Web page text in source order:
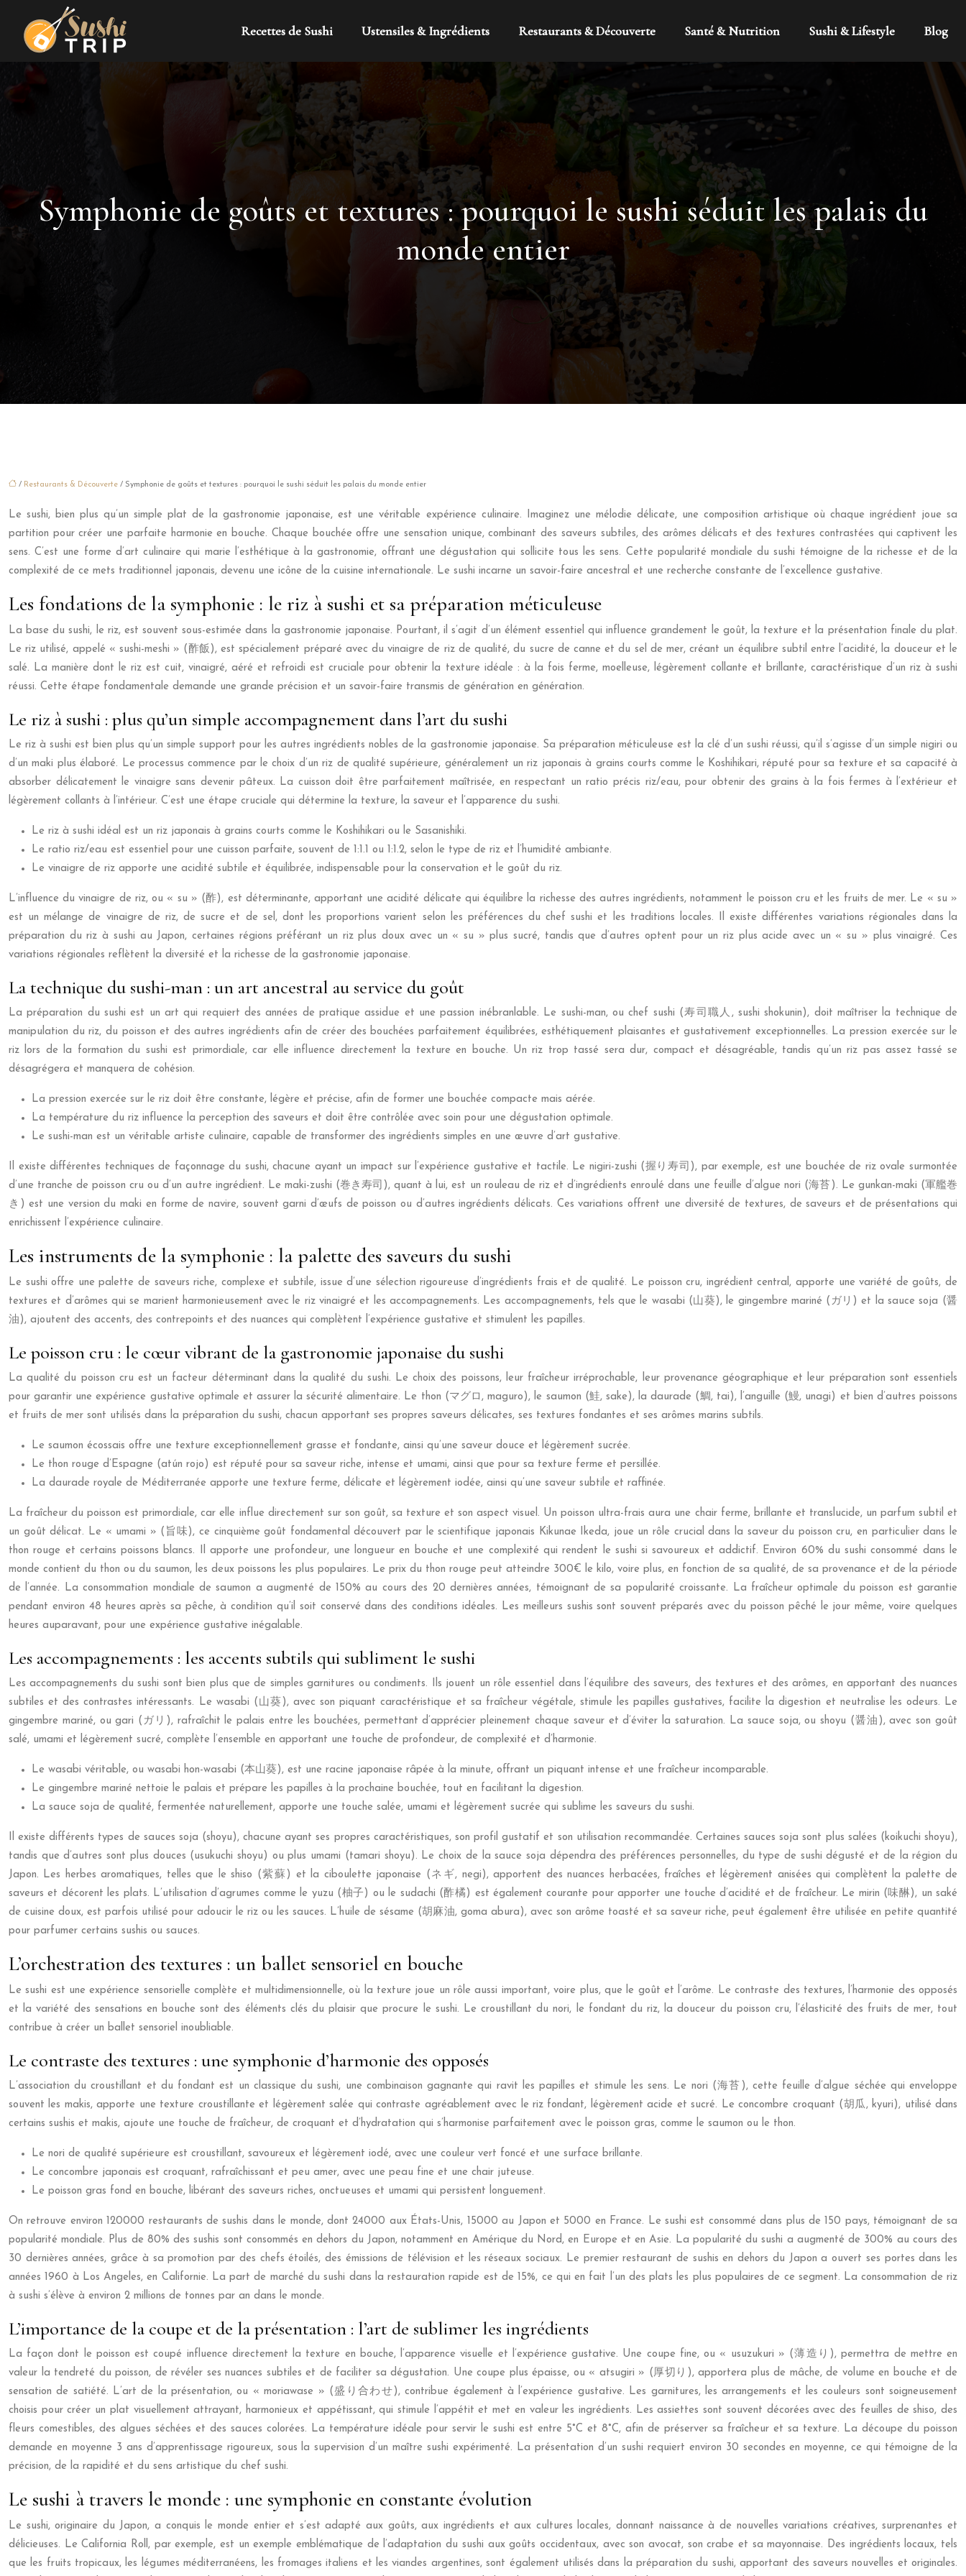
Recettes de Sushi Ustensiles & Ingrédients Restaurants & Découverte Santé & Nutrition Sushi & Lifestyle Blog
Symphonie de goûts et textures : pourquoi le sushi séduit les palais du
monde entier
/ Restaurants & Découverte / Symphonie de goûts et textures : pourquoi le sushi séduit les palais du monde entier
Le sushi, bien plus qu’un simple plat de la gastronomie japonaise, est une véritable expérience culinaire. Imaginez une mélodie délicate, une composition artistique où chaque ingrédient joue sa
partition pour créer une parfaite harmonie en bouche. Chaque bouchée offre une sensation unique, combinant des saveurs subtiles, des arômes délicats et des textures contrastées qui captivent les
sens. C’est une forme d’art culinaire qui marie l’esthétique à la gastronomie, offrant une dégustation qui sollicite tous les sens. Cette popularité mondiale du sushi témoigne de la richesse et de la
complexité de ce mets traditionnel japonais, devenu une icône de la cuisine internationale. Le sushi incarne un savoir-faire ancestral et une recherche constante de l’excellence gustative.
Les fondations de la symphonie : le riz à sushi et sa préparation méticuleuse
La base du sushi, le riz, est souvent sous-estimée dans la gastronomie japonaise. Pourtant, il s’agit d’un élément essentiel qui influence grandement le goût, la texture et la présentation finale du plat.
Le riz utilisé, appelé « sushi-meshi » (酢飯), est spécialement préparé avec du vinaigre de riz de qualité, du sucre de canne et du sel de mer, créant un équilibre subtil entre l’acidité, la douceur et le
salé. La manière dont le riz est cuit, vinaigré, aéré et refroidi est cruciale pour obtenir la texture idéale : à la fois ferme, moelleuse, légèrement collante et brillante, caractéristique d’un riz à sushi
réussi. Cette étape fondamentale demande une grande précision et un savoir-faire transmis de génération en génération.
Le riz à sushi : plus qu’un simple accompagnement dans l’art du sushi
Le riz à sushi est bien plus qu’un simple support pour les autres ingrédients nobles de la gastronomie japonaise. Sa préparation méticuleuse est la clé d’un sushi réussi, qu’il s’agisse d’un simple nigiri ou
d’un maki plus élaboré. Le processus commence par le choix d’un riz de qualité supérieure, généralement un riz japonais à grains courts comme le Koshihikari, réputé pour sa texture et sa capacité à
absorber délicatement le vinaigre sans devenir pâteux. La cuisson doit être parfaitement maîtrisée, en respectant un ratio précis riz/eau, pour obtenir des grains à la fois fermes à l’extérieur et
légèrement collants à l’intérieur. C’est une étape cruciale qui détermine la texture, la saveur et l’apparence du sushi.
Le riz à sushi idéal est un riz japonais à grains courts comme le Koshihikari ou le Sasanishiki.
Le ratio riz/eau est essentiel pour une cuisson parfaite, souvent de 1:1.1 ou 1:1.2, selon le type de riz et l’humidité ambiante.
Le vinaigre de riz apporte une acidité subtile et équilibrée, indispensable pour la conservation et le goût du riz.
L’influence du vinaigre de riz, ou « su » (酢), est déterminante, apportant une acidité délicate qui équilibre la richesse des autres ingrédients, notamment le poisson cru et les fruits de mer. Le « su »
est un mélange de vinaigre de riz, de sucre et de sel, dont les proportions varient selon les préférences du chef sushi et les traditions locales. Il existe différentes variations régionales dans la
préparation du riz à sushi au Japon, certaines régions préférant un riz plus doux avec un « su » plus sucré, tandis que d’autres optent pour un riz plus acide avec un « su » plus vinaigré. Ces
variations régionales reflètent la diversité et la richesse de la gastronomie japonaise.
La technique du sushi-man : un art ancestral au service du goût
La préparation du sushi est un art qui requiert des années de pratique assidue et une passion inébranlable. Le sushi-man, ou chef sushi (寿司職人, sushi shokunin), doit maîtriser la technique de
manipulation du riz, du poisson et des autres ingrédients afin de créer des bouchées parfaitement équilibrées, esthétiquement plaisantes et gustativement exceptionnelles. La pression exercée sur le
riz lors de la formation du sushi est primordiale, car elle influence directement la texture en bouche. Un riz trop tassé sera dur, compact et désagréable, tandis qu’un riz pas assez tassé se
désagrégera et manquera de cohésion.
La pression exercée sur le riz doit être constante, légère et précise, afin de former une bouchée compacte mais aérée.
La température du riz influence la perception des saveurs et doit être contrôlée avec soin pour une dégustation optimale.
Le sushi-man est un véritable artiste culinaire, capable de transformer des ingrédients simples en une œuvre d’art gustative.
Il existe différentes techniques de façonnage du sushi, chacune ayant un impact sur l’expérience gustative et tactile. Le nigiri-zushi (握り寿司), par exemple, est une bouchée de riz ovale surmontée
d’une tranche de poisson cru ou d’un autre ingrédient. Le maki-zushi (巻き寿司), quant à lui, est un rouleau de riz et d’ingrédients enroulé dans une feuille d’algue nori (海苔). Le gunkan-maki (軍艦巻
き) est une version du maki en forme de navire, souvent garni d’œufs de poisson ou d’autres ingrédients délicats. Ces variations offrent une diversité de textures, de saveurs et de présentations qui
enrichissent l’expérience culinaire.
Les instruments de la symphonie : la palette des saveurs du sushi
Le sushi offre une palette de saveurs riche, complexe et subtile, issue d’une sélection rigoureuse d’ingrédients frais et de qualité. Le poisson cru, ingrédient central, apporte une variété de goûts, de
textures et d’arômes qui se marient harmonieusement avec le riz vinaigré et les accompagnements. Les accompagnements, tels que le wasabi (山葵), le gingembre mariné (ガリ) et la sauce soja (醤
油), ajoutent des accents, des contrepoints et des nuances qui complètent l’expérience gustative et stimulent les papilles.
Le poisson cru : le cœur vibrant de la gastronomie japonaise du sushi
La qualité du poisson cru est un facteur déterminant dans la qualité du sushi. Le choix des poissons, leur fraîcheur irréprochable, leur provenance géographique et leur préparation sont essentiels
pour garantir une expérience gustative optimale et assurer la sécurité alimentaire. Le thon (マグロ, maguro), le saumon (鮭, sake), la daurade (鯛, tai), l’anguille (鰻, unagi) et bien d’autres poissons
et fruits de mer sont utilisés dans la préparation du sushi, chacun apportant ses propres saveurs délicates, ses textures fondantes et ses arômes marins subtils.
Le saumon écossais offre une texture exceptionnellement grasse et fondante, ainsi qu’une saveur douce et légèrement sucrée.
Le thon rouge d’Espagne (atún rojo) est réputé pour sa saveur riche, intense et umami, ainsi que pour sa texture ferme et persillée.
La daurade royale de Méditerranée apporte une texture ferme, délicate et légèrement iodée, ainsi qu’une saveur subtile et raffinée.
La fraîcheur du poisson est primordiale, car elle influe directement sur son goût, sa texture et son aspect visuel. Un poisson ultra-frais aura une chair ferme, brillante et translucide, un parfum subtil et
un goût délicat. Le « umami » (旨味), ce cinquième goût fondamental découvert par le scientifique japonais Kikunae Ikeda, joue un rôle crucial dans la saveur du poisson cru, en particulier dans le
thon rouge et certains poissons blancs. Il apporte une profondeur, une longueur en bouche et une complexité qui rendent le sushi si savoureux et addictif. Environ 60% du sushi consommé dans le
monde contient du thon ou du saumon, les deux poissons les plus populaires. Le prix du thon rouge peut atteindre 300€ le kilo, voire plus, en fonction de sa qualité, de sa provenance et de la période
de l’année. La consommation mondiale de saumon a augmenté de 150% au cours des 20 dernières années, témoignant de sa popularité croissante. La fraîcheur optimale du poisson est garantie
pendant environ 48 heures après sa pêche, à condition qu’il soit conservé dans des conditions idéales. Les meilleurs sushis sont souvent préparés avec du poisson pêché le jour même, voire quelques
heures auparavant, pour une expérience gustative inégalable.
Les accompagnements : les accents subtils qui subliment le sushi
Les accompagnements du sushi sont bien plus que de simples garnitures ou condiments. Ils jouent un rôle essentiel dans l’équilibre des saveurs, des textures et des arômes, en apportant des nuances
subtiles et des contrastes intéressants. Le wasabi (山葵), avec son piquant caractéristique et sa fraîcheur végétale, stimule les papilles gustatives, facilite la digestion et neutralise les odeurs. Le
gingembre mariné, ou gari (ガリ), rafraîchit le palais entre les bouchées, permettant d’apprécier pleinement chaque saveur et d’éviter la saturation. La sauce soja, ou shoyu (醤油), avec son goût
salé, umami et légèrement sucré, complète l’ensemble en apportant une touche de profondeur, de complexité et d’harmonie.
Le wasabi véritable, ou wasabi hon-wasabi (本山葵), est une racine japonaise râpée à la minute, offrant un piquant intense et une fraîcheur incomparable.
Le gingembre mariné nettoie le palais et prépare les papilles à la prochaine bouchée, tout en facilitant la digestion.
La sauce soja de qualité, fermentée naturellement, apporte une touche salée, umami et légèrement sucrée qui sublime les saveurs du sushi.
Il existe différents types de sauces soja (shoyu), chacune ayant ses propres caractéristiques, son profil gustatif et son utilisation recommandée. Certaines sauces soja sont plus salées (koikuchi shoyu),
tandis que d’autres sont plus douces (usukuchi shoyu) ou plus umami (tamari shoyu). Le choix de la sauce soja dépendra des préférences personnelles, du type de sushi dégusté et de la région du
Japon. Les herbes aromatiques, telles que le shiso (紫蘇) et la ciboulette japonaise (ネギ, negi), apportent des nuances herbacées, fraîches et légèrement anisées qui complètent la palette de
saveurs et décorent les plats. L’utilisation d’agrumes comme le yuzu (柚子) ou le sudachi (酢橘) est également courante pour apporter une touche d’acidité et de fraîcheur. Le mirin (味醂), un saké
de cuisine doux, est parfois utilisé pour adoucir le riz ou les sauces. L’huile de sésame (胡麻油, goma abura), avec son arôme toasté et sa saveur riche, peut également être utilisée en petite quantité
pour parfumer certains sushis ou sauces.
L’orchestration des textures : un ballet sensoriel en bouche
Le sushi est une expérience sensorielle complète et multidimensionnelle, où la texture joue un rôle aussi important, voire plus, que le goût et l’arôme. Le contraste des textures, l’harmonie des opposés
et la variété des sensations en bouche sont des éléments clés du plaisir que procure le sushi. Le croustillant du nori, le fondant du riz, la douceur du poisson cru, l’élasticité des fruits de mer, tout
contribue à créer un ballet sensoriel inoubliable.
Le contraste des textures : une symphonie d’harmonie des opposés
L’association du croustillant et du fondant est un classique du sushi, une combinaison gagnante qui ravit les papilles et stimule les sens. Le nori (海苔), cette feuille d’algue séchée qui enveloppe
souvent les makis, apporte une texture croustillante et légèrement salée qui contraste agréablement avec le riz fondant, légèrement acide et sucré. Le concombre croquant (胡瓜, kyuri), utilisé dans
certains sushis et makis, ajoute une touche de fraîcheur, de croquant et d’hydratation qui s’harmonise parfaitement avec le poisson gras, comme le saumon ou le thon.
Le nori de qualité supérieure est croustillant, savoureux et légèrement iodé, avec une couleur vert foncé et une surface brillante.
Le concombre japonais est croquant, rafraîchissant et peu amer, avec une peau fine et une chair juteuse.
Le poisson gras fond en bouche, libérant des saveurs riches, onctueuses et umami qui persistent longuement.
On retrouve environ 120000 restaurants de sushis dans le monde, dont 24000 aux États-Unis, 15000 au Japon et 5000 en France. Le sushi est consommé dans plus de 150 pays, témoignant de sa
popularité mondiale. Plus de 80% des sushis sont consommés en dehors du Japon, notamment en Amérique du Nord, en Europe et en Asie. La popularité du sushi a augmenté de 300% au cours des
30 dernières années, grâce à sa promotion par des chefs étoilés, des émissions de télévision et les réseaux sociaux. Le premier restaurant de sushis en dehors du Japon a ouvert ses portes dans les
années 1960 à Los Angeles, en Californie. La part de marché du sushi dans la restauration rapide est de 15%, ce qui en fait l’un des plats les plus populaires de ce segment. La consommation de riz
à sushi s’élève à environ 2 millions de tonnes par an dans le monde.
L’importance de la coupe et de la présentation : l’art de sublimer les ingrédients
La façon dont le poisson est coupé influence directement la texture en bouche, l’apparence visuelle et l’expérience gustative. Une coupe fine, ou « usuzukuri » (薄造り), permettra de mettre en
valeur la tendreté du poisson, de révéler ses nuances subtiles et de faciliter sa dégustation. Une coupe plus épaisse, ou « atsugiri » (厚切り), apportera plus de mâche, de volume en bouche et de
sensation de satiété. L’art de la présentation, ou « moriawase » (盛り合わせ), contribue également à l’expérience gustative. Les garnitures, les arrangements et les couleurs sont soigneusement
choisis pour créer un plat visuellement attrayant, harmonieux et appétissant, qui stimule l’appétit et met en valeur les ingrédients. Les assiettes sont souvent décorées avec des feuilles de shiso, des
fleurs comestibles, des algues séchées et des sauces colorées. La température idéale pour servir le sushi est entre 5°C et 8°C, afin de préserver sa fraîcheur et sa texture. La découpe du poisson
demande en moyenne 3 ans d’apprentissage rigoureux, sous la supervision d’un maître sushi expérimenté. La présentation d’un sushi requiert environ 30 secondes en moyenne, ce qui témoigne de la
précision, de la rapidité et du sens artistique du chef sushi.
Le sushi à travers le monde : une symphonie en constante évolution
Le sushi, originaire du Japon, a conquis le monde entier et s’est adapté aux goûts, aux ingrédients et aux cultures locales, donnant naissance à de nouvelles variations créatives, surprenantes et
délicieuses. Le California Roll, par exemple, est un exemple emblématique de l’adaptation du sushi aux goûts occidentaux, avec son avocat, son crabe et sa mayonnaise. Des ingrédients locaux, tels
que les fruits tropicaux, les légumes méditerranéens, les fromages italiens et les viandes argentines, sont également utilisés dans la préparation du sushi, apportant des saveurs nouvelles et originales.